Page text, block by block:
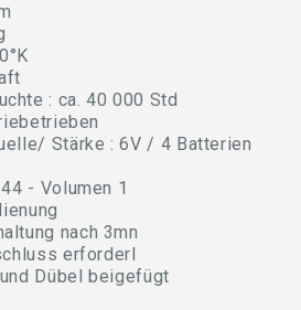
: ca. 40 000 Std
Stärke : 6V / 4 Batterien
- Volumen 1
nach 3mn
erforderl
Dübel beigefügt